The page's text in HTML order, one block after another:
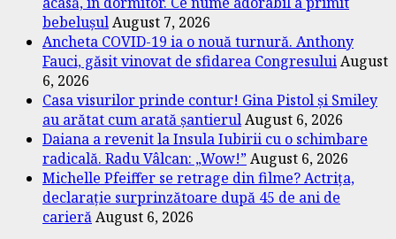
bebelușulAugust 7, 2026
Ancheta COVID-19 ia o nouă turnură. Anthony
Fauci, găsit vinovat de sfidarea CongresuluiAugust
6, 2026
Casa visurilor prinde contur! Gina Pistol și Smiley
au arătat cum arată șantierulAugust 6, 2026
Daiana a revenit la Insula Iubirii cu o schimbare
radicală. Radu Vâlcan: „Wow!”August 6, 2026
Michelle Pfeiffer se retrage din filme? Actrița,
declarație surprinzătoare după 45 de ani de
carierăAugust 6, 2026